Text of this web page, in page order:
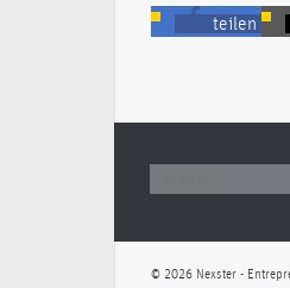
teilen
© 2026 Nexster -